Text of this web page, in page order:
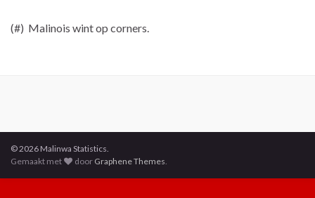
(#) Malinois wint op corners.
© 2026 Malinwa Statistics.
Gemaakt met
door Graphene Themes.